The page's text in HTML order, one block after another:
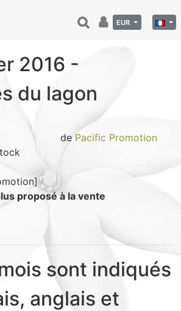
(33)
EUR
2016 -
du lagon
dePacific Promotion
proposé à la vente
sont indiqués
anglais et